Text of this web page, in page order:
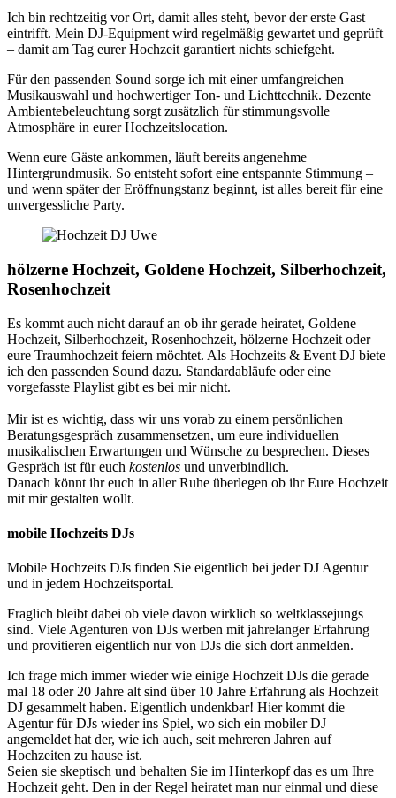
Ich bin rechtzeitig vor Ort, damit alles steht, bevor der erste Gast
eintrifft. Mein DJ-Equipment wird regelmäßig gewartet und geprüft
– damit am Tag eurer Hochzeit garantiert nichts schiefgeht.
Für den passenden Sound sorge ich mit einer umfangreichen
Musikauswahl und hochwertiger Ton- und Lichttechnik. Dezente
Ambientebeleuchtung sorgt zusätzlich für stimmungsvolle
Atmosphäre in eurer Hochzeitslocation.
Wenn eure Gäste ankommen, läuft bereits angenehme
Hintergrundmusik. So entsteht sofort eine entspannte Stimmung –
und wenn später der Eröffnungstanz beginnt, ist alles bereit für eine
unvergessliche Party.
hölzerne Hochzeit, Goldene Hochzeit, Silberhochzeit,
Rosenhochzeit
Es kommt auch nicht darauf an ob ihr gerade heiratet, Goldene
Hochzeit, Silberhochzeit, Rosenhochzeit, hölzerne Hochzeit oder
eure Traumhochzeit feiern möchtet. Als Hochzeits & Event DJ biete
ich den passenden Sound dazu. Standardabläufe oder eine
vorgefasste Playlist gibt es bei mir nicht.
Mir ist es wichtig, dass wir uns vorab zu einem persönlichen
Beratungsgespräch zusammensetzen, um eure individuellen
musikalischen Erwartungen und Wünsche zu besprechen. Dieses
Gespräch ist für euch kostenlos und unverbindlich.
Danach könnt ihr euch in aller Ruhe überlegen ob ihr Eure Hochzeit
mit mir gestalten wollt.
mobile Hochzeits DJs
Mobile Hochzeits DJs finden Sie eigentlich bei jeder DJ Agentur
und in jedem Hochzeitsportal.
Fraglich bleibt dabei ob viele davon wirklich so weltklassejungs
sind. Viele Agenturen von DJs werben mit jahrelanger Erfahrung
und provitieren eigentlich nur von DJs die sich dort anmelden.
Ich frage mich immer wieder wie einige Hochzeit DJs die gerade
mal 18 oder 20 Jahre alt sind über 10 Jahre Erfahrung als Hochzeit
DJ gesammelt haben. Eigentlich undenkbar! Hier kommt die
Agentur für DJs wieder ins Spiel, wo sich ein mobiler DJ
angemeldet hat der, wie ich auch, seit mehreren Jahren auf
Hochzeiten zu hause ist.
Seien sie skeptisch und behalten Sie im Hinterkopf das es um Ihre
Hochzeit geht. Den in der Regel heiratet man nur einmal und diese